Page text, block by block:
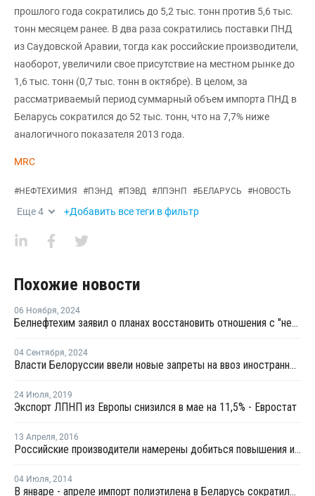
прошлого года сократились до 5,2 тыс. тонн против 5,6 тыс.
тонн месяцем ранее. В два раза сократились поставки ПНД
из Саудовской Аравии, тогда как российские производители,
наоборот, увеличили свое присутствие на местном рынке до
1,6 тыс. тонн (0,7 тыс. тонн в октябре). В целом, за
рассматриваемый период суммарный объем импорта ПНД в
Беларусь сократился до 52 тыс. тонн, что на 7,7% ниже
аналогичного показателя 2013 года.
MRC
#НЕФТЕХИМИЯ #ПЭНД #ПЭВД #ЛПЭНП #БЕЛАРУСЬ #НОВОСТЬ
Еще4 +Добавить все теги в фильтр
Похожие новости
06 Ноября, 2024
Белнефтехим заявил о планах восстановить отношения с "недружественными странами”
04 Сентября, 2024
Власти Белоруссии ввели новые запреты на ввоз иностранной продукции
24 Июля, 2019
Экспорт ЛПНП из Европы снизился в мае на 11,5% - Евростат
13 Апреля, 2016
Российские производители намерены добиться повышения импортной пошлины на линейный полиэтилен
04 Июля, 2014
В январе - апреле импорт полиэтилена в Беларусь сократился на 24%